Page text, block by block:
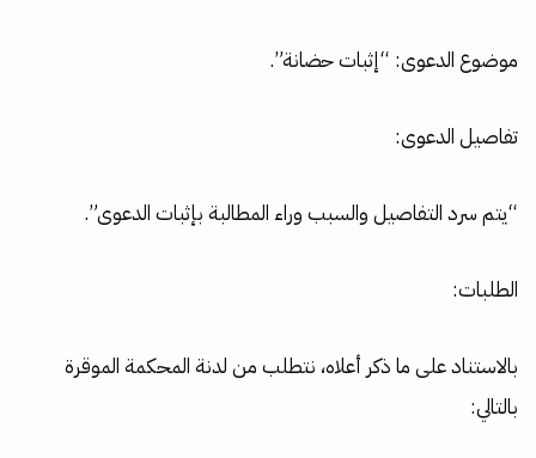
موضوع الدعوى: “إثبات حضانة”.
تفاصيل الدعوى:
“يتم سرد التفاصيل والسبب وراء المطالبة بإثبات الدعوى”.
الطلبات:
بالاستناد على ما ذكر أعلاه، نتطلب من لدنة المحكمة الموقرة
بالتالي: